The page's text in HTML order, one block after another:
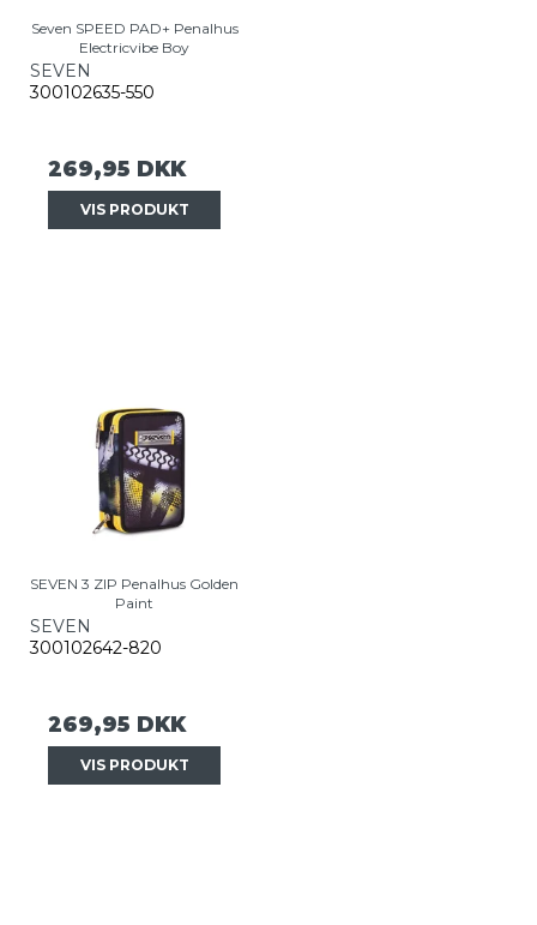
Seven SPEED PAD+ Penalhus
Electricvibe Boy
SEVEN
300102635-550
269,95 DKK
VIS PRODUKT
SEVEN 3 ZIP Penalhus Golden
Paint
SEVEN
300102642-820
269,95 DKK
VIS PRODUKT